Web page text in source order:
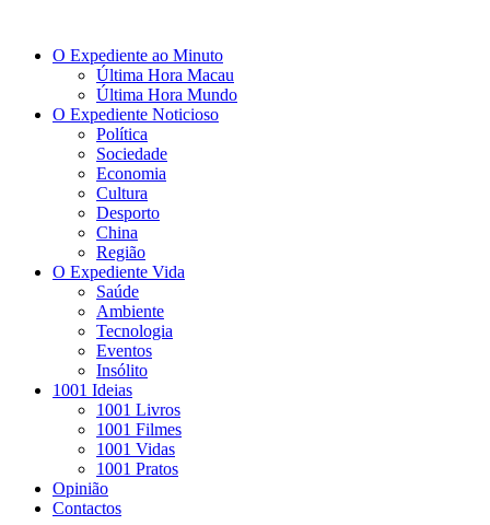
O Expediente ao Minuto
Última Hora Macau
Última Hora Mundo
O Expediente Noticioso
Política
Sociedade
Economia
Cultura
Desporto
China
Região
O Expediente Vida
Saúde
Ambiente
Tecnologia
Eventos
Insólito
1001 Ideias
1001 Livros
1001 Filmes
1001 Vidas
1001 Pratos
Opinião
Contactos